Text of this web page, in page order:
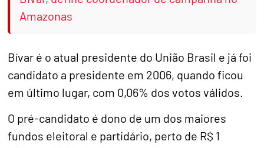
Amazonas
Bívar é o atual presidente do União Brasil e já foi
candidato a presidente em 2006, quando ficou
em último lugar, com 0,06% dos votos válidos.
O pré-candidato é dono de um dos maiores
fundos eleitoral e partidário, perto de R$ 1